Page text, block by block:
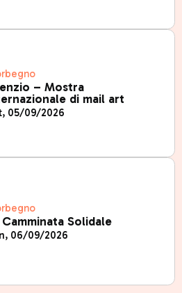
– Mostra
di mail art
05/09/2026
Camminata Solidale
06/09/2026